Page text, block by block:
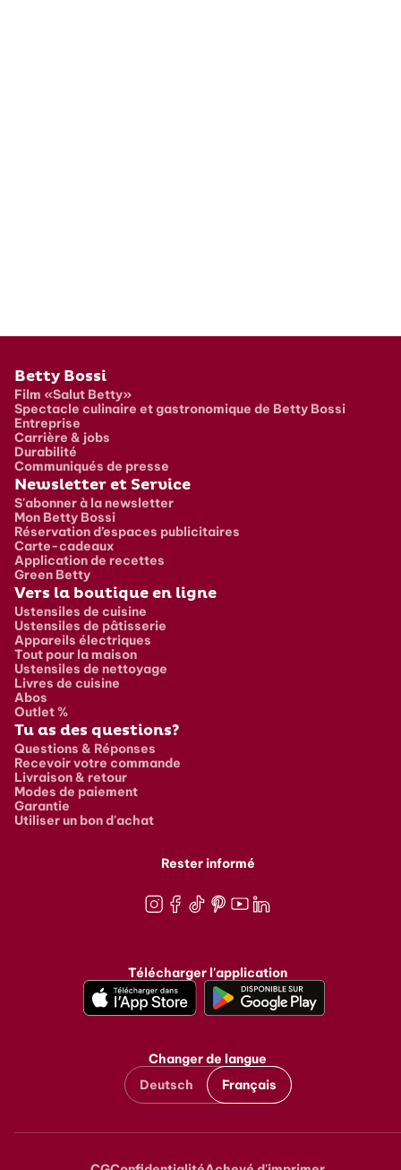
Pied de page
Betty Bossi
Film «Salut Betty»
Spectacle culinaire et gastronomique de Betty Bossi
Entreprise
Carrière & jobs
Durabilité
Communiqués de presse
Newsletter et Service
S'abonner à la newsletter
Mon Betty Bossi
Réservation d’espaces publicitaires
Carte-cadeaux
Application de recettes
Green Betty
Vers la boutique en ligne
Ustensiles de cuisine
Ustensiles de pâtisserie
Appareils électriques
Tout pour la maison
Ustensiles de nettoyage
Livres de cuisine
Abos
Outlet %
Tu as des questions?
Questions & Réponses
Recevoir votre commande
Livraison & retour
Modes de paiement
Garantie
Utiliser un bon d'achat
Rester informé
Télécharger l'application
Changer de langue
Deutsch
Français